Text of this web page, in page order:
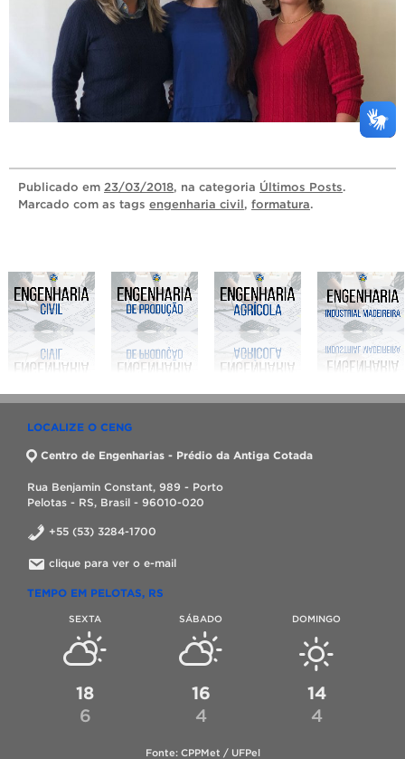
Publicado em 23/03/2018, na categoria Últimos Posts.
Marcado com as tags engenharia civil, formatura.
LOCALIZE O CENG
Centro de Engenharias - Prédio da Antiga Cotada
Rua Benjamin Constant, 989 - Porto
Pelotas - RS, Brasil - 96010-020
+55 (53) 3284-1700
clique para ver o e-mail
TEMPO EM PELOTAS, RS
SEXTA
18
6
SÁBADO
16
4
DOMINGO
14
4
Fonte: CPPMet / UFPel